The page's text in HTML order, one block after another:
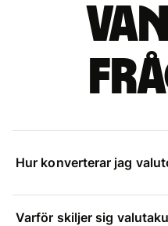
Hur konverterar jag
Varför skiljer sig